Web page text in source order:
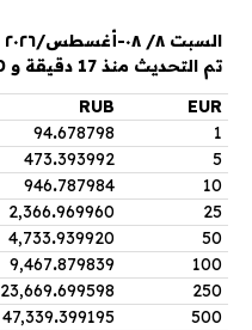
السبت ٨/ ٠٨-أغسطس/٢٠٢٦
تم التحديث منذ 17 دقيقة و 40 ثانية
EUR
RUB
1
94.678798
5
473.393992
10
946.787984
25
2,366.969960
50
4,733.939920
100
9,467.879839
250
23,669.699598
500
47,339.399195